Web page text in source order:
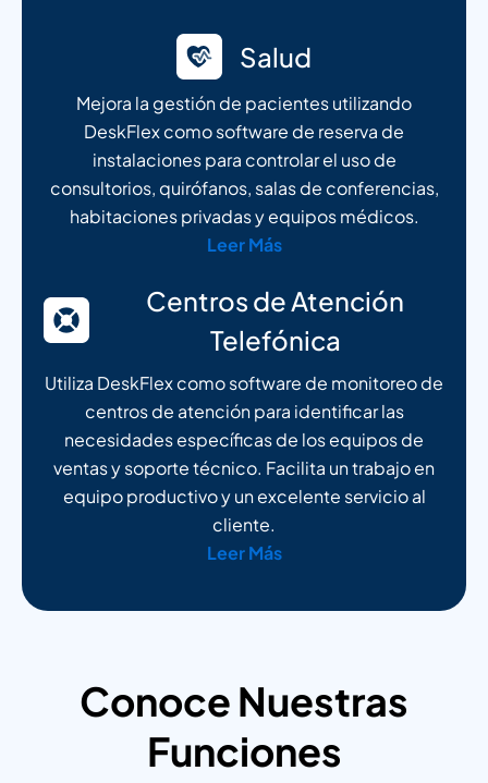
Salud
Mejora la gestión de pacientes utilizando
DeskFlex como software de reserva de
instalaciones para controlar el uso de
consultorios, quirófanos, salas de conferencias,
habitaciones privadas y equipos médicos.
Leer Más
Centros de Atención
Telefónica
Utiliza DeskFlex como software de monitoreo de
centros de atención para identificar las
necesidades específicas de los equipos de
ventas y soporte técnico. Facilita un trabajo en
equipo productivo y un excelente servicio al
cliente.
Leer Más
Conoce Nuestras
Funciones